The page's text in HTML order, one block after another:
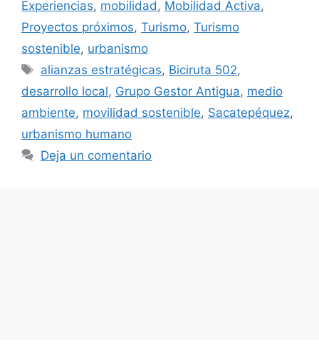
Experiencias, mobilidad, Mobilidad Activa,
Proyectos próximos, Turismo, Turismo
sostenible, urbanismo
Etiquetas
alianzas estratégicas, Biciruta 502,
desarrollo local, Grupo Gestor Antigua, medio
ambiente, movilidad sostenible, Sacatepéquez,
urbanismo humano
Deja un comentario